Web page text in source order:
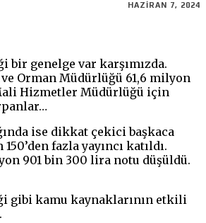
HAZIRAN 7, 2024
bir genelge var karşımızda.
Orman Müdürlüğü 61,6 milyon
Hizmetler Müdürlüğü için
ise dikkat çekici başkaca
fazla yayıncı katıldı.
901 bin 300 lira notu düşüldü.
gibi kamu kaynaklarının etkili